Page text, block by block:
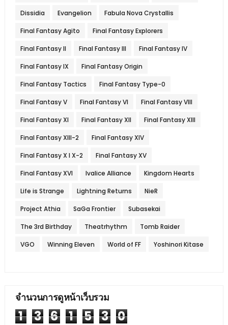
Dissidia Evangelion Fabula Nova Crystallis
Final Fantasy Agito Final Fantasy Explorers
Final Fantasy II Final Fantasy III Final Fantasy IV
Final Fantasy IX Final Fantasy Origin
Final Fantasy Tactics Final Fantasy Type-0
Final Fantasy V Final Fantasy VI Final Fantasy VIII
Final Fantasy XI Final Fantasy XII Final Fantasy XIII
Final Fantasy XIII-2 Final Fantasy XIV
Final Fantasy X l X-2 Final Fantasy XV
Final Fantasy XVI Ivalice Alliance Kingdom Hearts
Life is Strange Lightning Returns NieR
Project Athia SaGa Frontier Subasekai
The 3rd Birthday Theatrhythm Tomb Raider
VGO Winning Eleven World of FF Yoshinori Kitase
จำนวนการดูหน้าเว็บรวม
1 3 6 1 5 3 0